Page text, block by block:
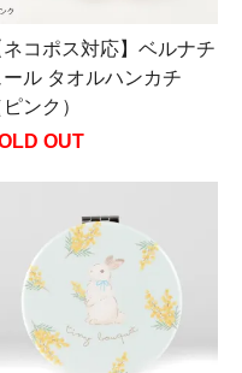
ネコポス対応】ベルナチ
ール タオルハンカチ
ピンク）
OUT